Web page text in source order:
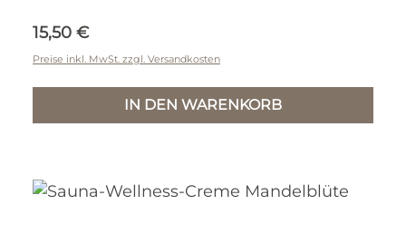
Regulärer Preis:
15,50 €
Preise inkl. MwSt. zzgl. Versandkosten
IN DEN WARENKORB